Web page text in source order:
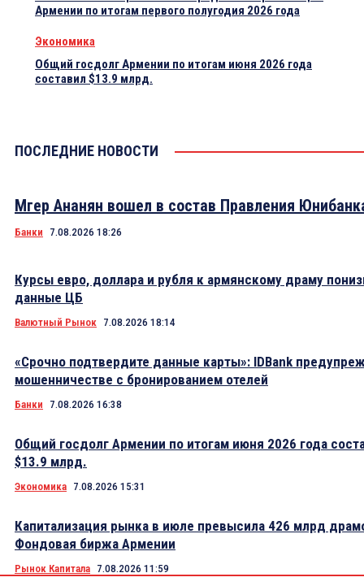
Армении по итогам первого полугодия 2026 года
Экономика
Общий госдолг Армении по итогам июня 2026 года
составил $13.9 млрд.
ПОСЛЕДНИЕ НОВОСТИ
Мгер Ананян вошел в состав Правления
Банки 7.08.2026 18:26
Курсы евро, доллара и рубля к армянскому драму
данные ЦБ
Валютный Рынок 7.08.2026 18:14
«Срочно подтвердите данные карты»: IDBank
мошенничестве с бронированием отелей
Банки 7.08.2026 16:38
Общий госдолг Армении по итогам июня 2026 года
$13.9 млрд.
Экономика 7.08.2026 15:31
Капитализация рынка в июле превысила 426 млрд
Фондовая биржа Армении
Рынок Капитала 7.08.2026 11:59